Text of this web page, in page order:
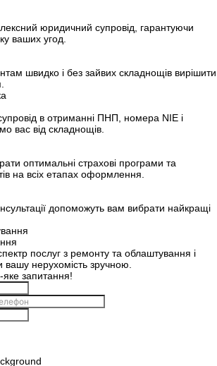
юридичний супровід, гарантуючи
ваших угод.
швидко і без зайвих складнощів вирішити
в отриманні ПНП, номера NIE і
вас від складнощів.
оптимальні страхові програми та
на всіх етапах оформлення.
допоможуть вам вибрати найкращі
послуг з ремонту та облаштування і
нерухомість зручною.
запитання!
Дякуємо!
успішно оформлено.
дані, і ми зв’яжемося з
найближчим часом.
ПЕРЕДЗВОНІТЬ МЕНІ